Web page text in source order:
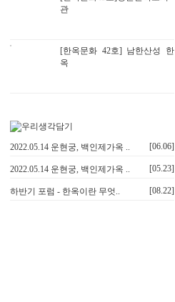
관
[한옥문화 42호] 남한산성 한
옥
2022.05.14 운현궁, 백인제가옥 .. [06.06]
2022.05.14 운현궁, 백인제가옥 .. [05.23]
하반기 포럼 - 한옥이란 무엇.. [08.22]